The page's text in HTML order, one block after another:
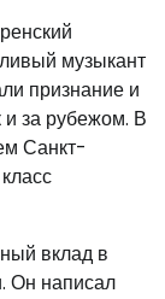
музыкант
признание и
и за рубежом. В
Санкт-
вклад в
Он написал